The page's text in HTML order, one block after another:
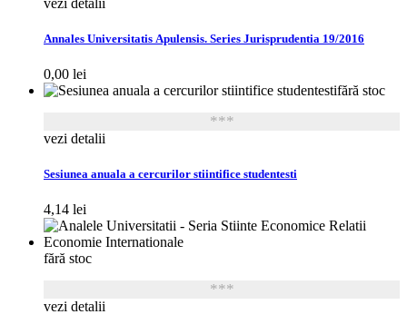
Annales Universitatis Apulensis. Series Jurisprudentia 19/2016
0,00 lei
fără stoc
***
vezi detalii
Sesiunea anuala a cercurilor stiintifice studentesti
4,14 lei
fără stoc
***
vezi detalii